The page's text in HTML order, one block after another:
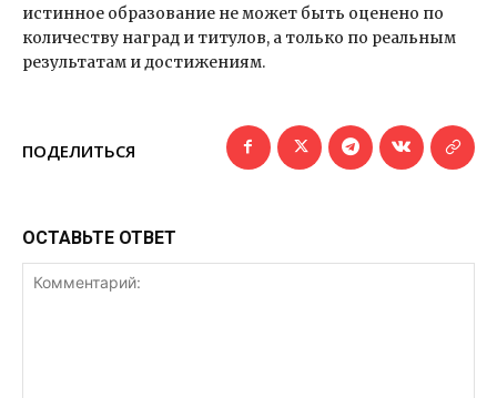
истинное образование не может быть оценено по
количеству наград и титулов, а только по реальным
результатам и достижениям.
ПОДЕЛИТЬСЯ
ОСТАВЬТЕ ОТВЕТ